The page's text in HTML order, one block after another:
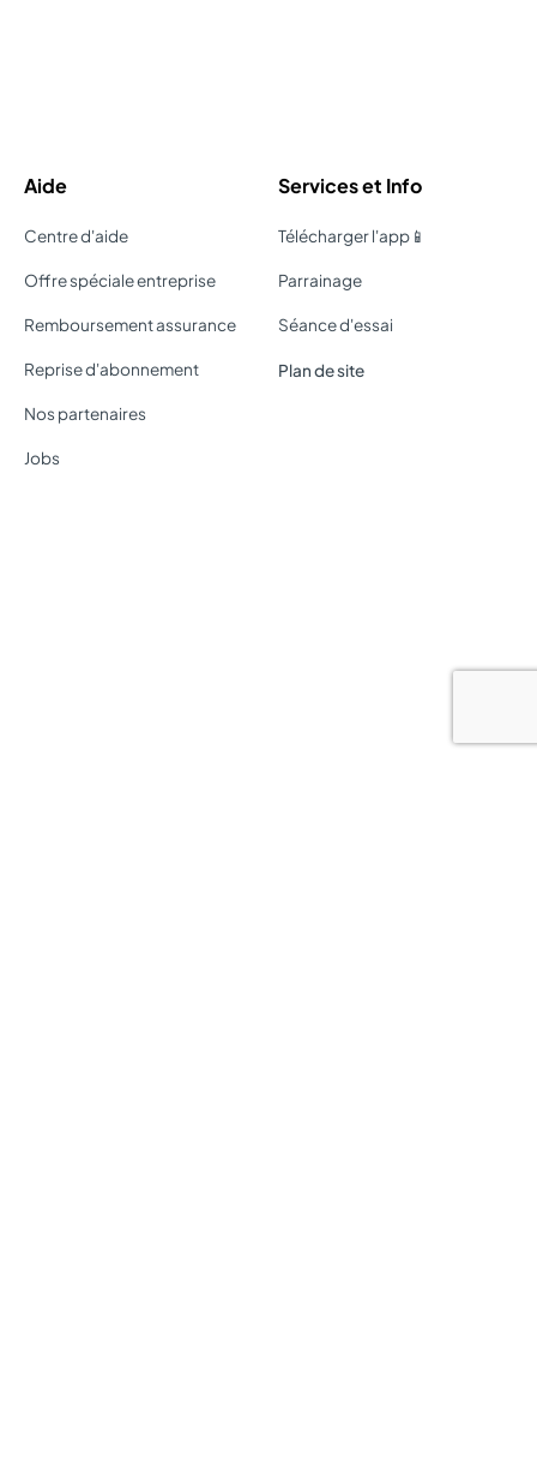
Aide
Centre d'aide
Offre spéciale entreprise
Remboursement assurance
Reprise d'abonnement
Nos partenaires
Jobs
Services et Info
Télécharger l'app📱
Parrainage
Séance d'essai
Plan de site